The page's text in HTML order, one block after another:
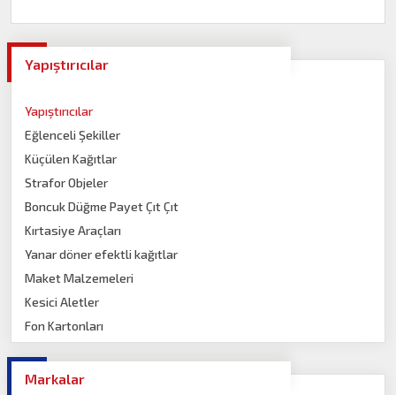
Yapıştırıcılar
Yapıştırıcılar
Eğlenceli Şekiller
Küçülen Kağıtlar
Strafor Objeler
Boncuk Düğme Payet Çıt Çıt
Kırtasiye Araçları
Yanar döner efektli kağıtlar
Maket Malzemeleri
Kesici Aletler
Fon Kartonları
Markalar